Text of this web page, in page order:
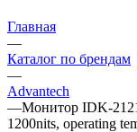
Главная
—
Каталог по брендам
—
Advantech
—Монитор IDK-
1200nits, operating